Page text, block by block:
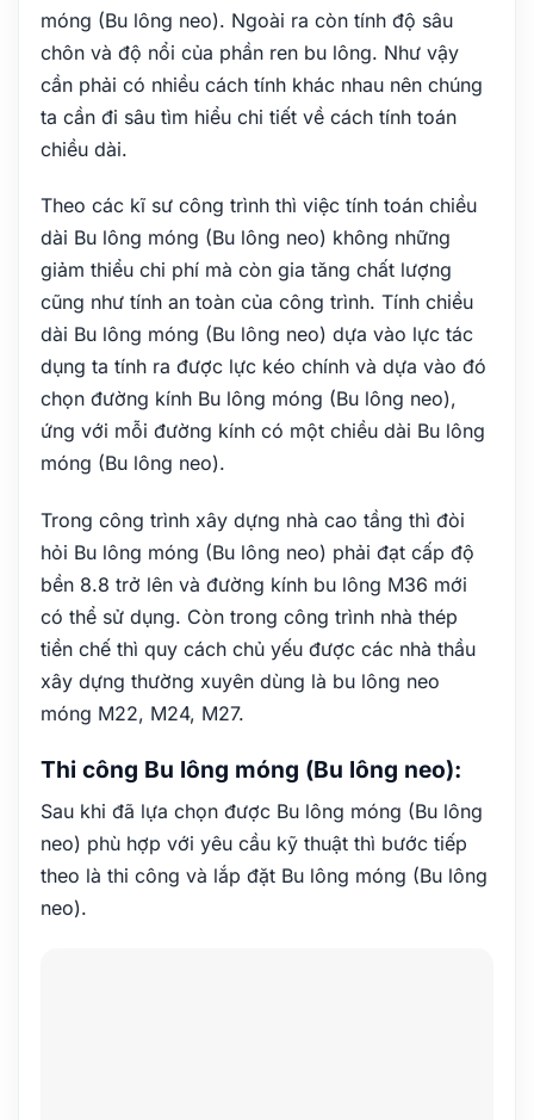
móng (Bu lông neo). Ngoài ra còn tính độ sâu
chôn và độ nổi của phần ren bu lông. Như vậy
cần phải có nhiều cách tính khác nhau nên chúng
ta cần đi sâu tìm hiểu chi tiết về cách tính toán
chiều dài.
Theo các kĩ sư công trình thì việc tính toán chiều
dài Bu lông móng (Bu lông neo) không những
giảm thiểu chi phí mà còn gia tăng chất lượng
cũng như tính an toàn của công trình. Tính chiều
dài Bu lông móng (Bu lông neo) dựa vào lực tác
dụng ta tính ra được lực kéo chính và dựa vào đó
chọn đường kính Bu lông móng (Bu lông neo),
ứng với mỗi đường kính có một chiều dài Bu lông
móng (Bu lông neo).
Trong công trình xây dựng nhà cao tầng thì đòi
hỏi Bu lông móng (Bu lông neo) phải đạt cấp độ
bền 8.8 trở lên và đường kính bu lông M36 mới
có thể sử dụng. Còn trong công trình nhà thép
tiền chế thì quy cách chủ yếu được các nhà thầu
xây dựng thường xuyên dùng là bu lông neo
móng M22, M24, M27.
Thi công Bu lông móng (Bu lông neo):
Sau khi đã lựa chọn được Bu lông móng (Bu lông
neo) phù hợp với yêu cầu kỹ thuật thì bước tiếp
theo là thi công và lắp đặt Bu lông móng (Bu lông
neo).